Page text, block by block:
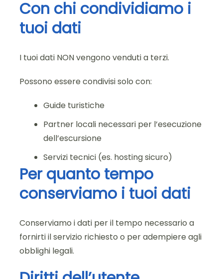
Con chi condividiamo i
tuoi dati
I tuoi dati NON vengono venduti a terzi.
Possono essere condivisi solo con:
Guide turistiche
Partner locali necessari per l’esecuzione
dell’escursione
Servizi tecnici (es. hosting sicuro)
Per quanto tempo
conserviamo i tuoi dati
Conserviamo i dati per il tempo necessario a
fornirti il servizio richiesto o per adempiere agli
obblighi legali.